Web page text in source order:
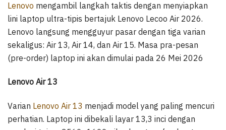
Lenovo mengambil langkah taktis dengan menyiapkan
lini laptop ultra-tipis bertajuk Lenovo Lecoo Air 2026.
Lenovo langsung mengguyur pasar dengan tiga varian
sekaligus: Air 13, Air 14, dan Air 15. Masa pra-pesan
(pre-order) laptop ini akan dimulai pada 26 Mei 2026
Lenovo Air 13
Varian Lenovo Air 13 menjadi model yang paling mencuri
perhatian. Laptop ini dibekali layar 13,3 inci dengan